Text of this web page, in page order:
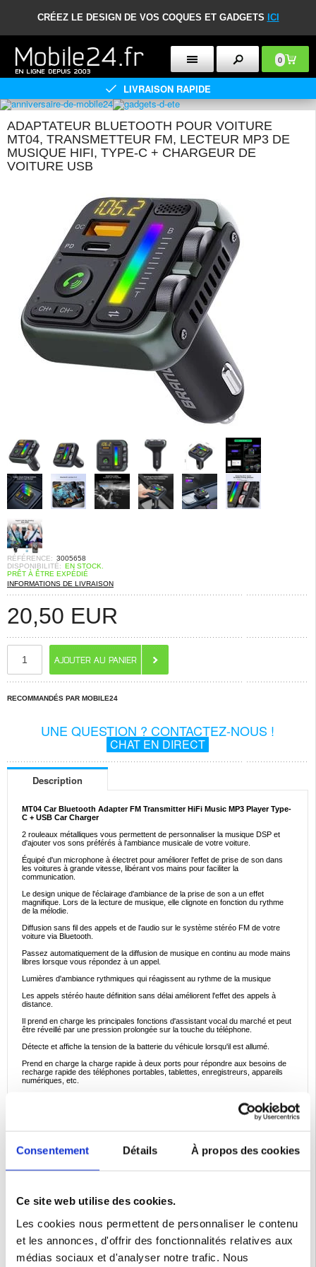
Consentement Détails À propos des cookies
Ce site web utilise des cookies.
Les cookies nous permettent de personnaliser le contenu
et les annonces, d'offrir des fonctionnalités relatives aux
médias sociaux et d'analyser notre trafic. Nous
CRÉEZ LE DESIGN DE VOS COQUES ET GADGETS ICI
0
LIVRAISON RAPIDE
ADAPTATEUR BLUETOOTH POUR VOITURE
MT04, TRANSMETTEUR FM, LECTEUR MP3 DE
MUSIQUE HIFI, TYPE-C + CHARGEUR DE
VOITURE USB
RÉFÉRENCE: 3005658
DISPONIBILITÉ: EN STOCK.
PRÊT À ÊTRE EXPÉDIÉ
INFORMATIONS DE LIVRAISON
20,50 EUR
RECOMMANDÉS PAR MOBILE24
UNE QUESTION ? CONTACTEZ-NOUS !
CHAT EN DIRECT
Description
MT04 Car Bluetooth Adapter FM Transmitter HiFi Music MP3 Player Type-
C + USB Car Charger
2 rouleaux métalliques vous permettent de personnaliser la musique DSP et
d'ajouter vos sons préférés à l'ambiance musicale de votre voiture.
Équipé d'un microphone à électret pour améliorer l'effet de prise de son dans
les voitures à grande vitesse, libérant vos mains pour faciliter la
communication.
Le design unique de l'éclairage d'ambiance de la prise de son a un effet
magnifique. Lors de la lecture de musique, elle clignote en fonction du rythme
de la mélodie.
Diffusion sans fil des appels et de l'audio sur le système stéréo FM de votre
voiture via Bluetooth.
Passez automatiquement de la diffusion de musique en continu au mode mains
libres lorsque vous répondez à un appel.
Lumières d'ambiance rythmiques qui réagissent au rythme de la musique
Les appels stéréo haute définition sans délai améliorent l'effet des appels à
distance.
Il prend en charge les principales fonctions d'assistant vocal du marché et peut
être réveillé par une pression prolongée sur la touche du téléphone.
Détecte et affiche la tension de la batterie du véhicule lorsqu'il est allumé.
Prend en charge la charge rapide à deux ports pour répondre aux besoins de
recharge rapide des téléphones portables, tablettes, enregistreurs, appareils
numériques, etc.
Conception à large tension : La plage maximale est compatible avec la plage de
La puce de réduction du bruit indépendante intégrée réduit la plupart des bruits
FM et des bruits de la route pendant la conduite à grande vitesse, ce qui
Modèle du produit : MT04